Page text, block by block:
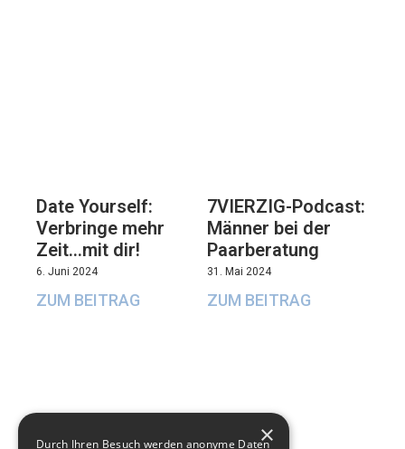
Date Yourself:
Verbringe mehr
Zeit…mit dir!
6. Juni 2024
ZUM BEITRAG
7VIERZIG-Podcast:
Männer bei der
Paarberatung
31. Mai 2024
ZUM BEITRAG
×
Durch Ihren Besuch werden anonyme Daten